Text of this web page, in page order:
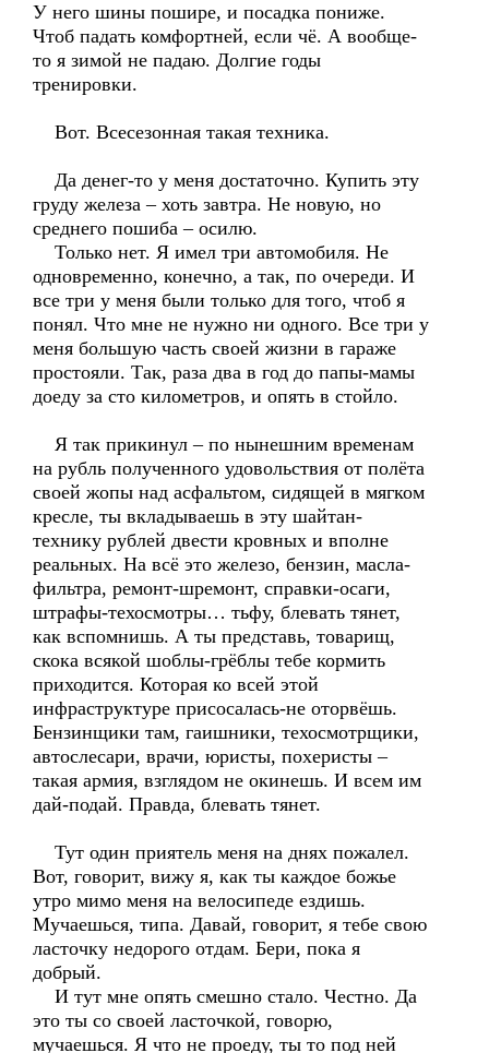
У него шины пошире, и посадка пониже.
Чтоб падать комфортней, если чё. А вообще-
то я зимой не падаю. Долгие годы
тренировки.
Вот. Всесезонная такая техника.
Да денег-то у меня достаточно. Купить эту
груду железа – хоть завтра. Не новую, но
среднего пошиба – осилю.
Только нет. Я имел три автомобиля. Не
одновременно, конечно, а так, по очереди. И
все три у меня были только для того, чтоб я
понял. Что мне не нужно ни одного. Все три у
меня большую часть своей жизни в гараже
простояли. Так, раза два в год до папы-мамы
доеду за сто километров, и опять в стойло.
Я так прикинул – по нынешним временам
на рубль полученного удовольствия от полёта
своей жопы над асфальтом, сидящей в мягком
кресле, ты вкладываешь в эту шайтан-
технику рублей двести кровных и вполне
реальных. На всё это железо, бензин, масла-
фильтра, ремонт-шремонт, справки-осаги,
штрафы-техосмотры… тьфу, блевать тянет,
как вспомнишь. А ты представь, товарищ,
скока всякой шоблы-грёблы тебе кормить
приходится. Которая ко всей этой
инфраструктуре присосалась-не оторвёшь.
Бензинщики там, гаишники, техосмотрщики,
автослесари, врачи, юристы, похеристы –
такая армия, взглядом не окинешь. И всем им
дай-подай. Правда, блевать тянет.
Тут один приятель меня на днях пожалел.
Вот, говорит, вижу я, как ты каждое божье
утро мимо меня на велосипеде ездишь.
Мучаешься, типа. Давай, говорит, я тебе свою
ласточку недорого отдам. Бери, пока я
добрый.
И тут мне опять смешно стало. Честно. Да
это ты со своей ласточкой, говорю,
мучаешься. Я что не проеду, ты то под ней